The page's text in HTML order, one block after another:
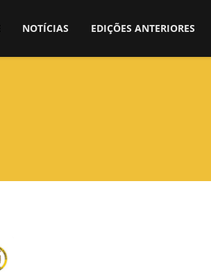
NOTÍCIAS EDIÇÕES ANTERIORES